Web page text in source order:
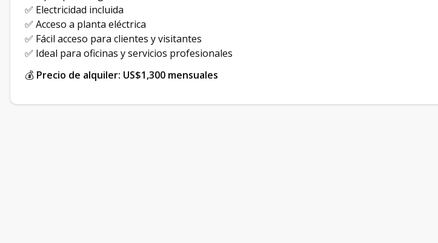
✅ Electricidad incluida
✅ Acceso a planta eléctrica
✅ Fácil acceso para clientes y visitantes
✅ Ideal para oficinas y servicios profesionales
💰 Precio de alquiler: US$1,300 mensuales